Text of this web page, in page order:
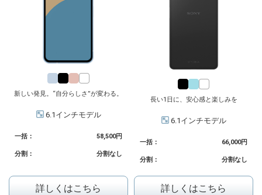
新しい発見。“自分らしさ”が変わる。
6.1インチモデル
一括： 58,500円
分割： 分割なし
詳しくはこちら
長い1日に、安心感と楽しみを
6.1インチモデル
一括： 66,000円
分割： 分割なし
詳しくはこちら